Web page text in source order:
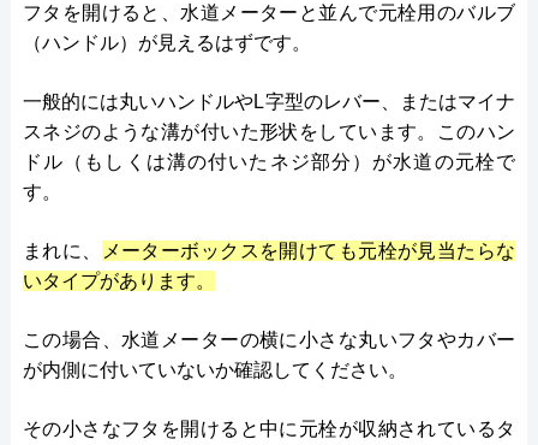
フタを開けると、水道メーターと並んで元栓用のバルブ
（ハンドル）が見えるはずです。
一般的には丸いハンドルやL字型のレバー、またはマイナ
スネジのような溝が付いた形状をしています。このハン
ドル（もしくは溝の付いたネジ部分）が水道の元栓で
す。
まれに、
メーターボックスを開けても元栓が見当たらな
いタイプがあります。
この場合、水道メーターの横に小さな丸いフタやカバー
が内側に付いていないか確認してください。
その小さなフタを開けると中に元栓が収納されているタ